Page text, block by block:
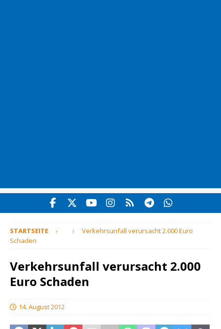
STARTSEITE
Verkehrsunfall verursacht 2.000 Euro
Schaden
Verkehrsunfall verursacht 2.000
Euro Schaden
14. August 2012